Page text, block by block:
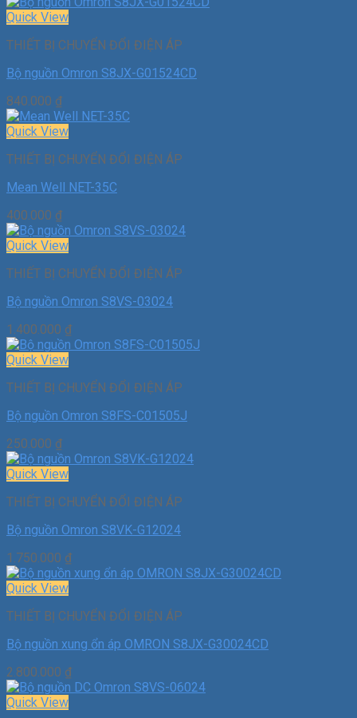
Quick View
THIẾT BỊ CHUYỂN ĐỔI ĐIỆN ÁP
Bộ nguồn Omron S8JX-G01524CD
840.000 ₫
Quick View
THIẾT BỊ CHUYỂN ĐỔI ĐIỆN ÁP
Mean Well NET-35C
400.000 ₫
Quick View
THIẾT BỊ CHUYỂN ĐỔI ĐIỆN ÁP
Bộ nguồn Omron S8VS-03024
1.400.000 ₫
Quick View
THIẾT BỊ CHUYỂN ĐỔI ĐIỆN ÁP
Bộ nguồn Omron S8FS-C01505J
250.000 ₫
Quick View
THIẾT BỊ CHUYỂN ĐỔI ĐIỆN ÁP
Bộ nguồn Omron S8VK-G12024
1.750.000 ₫
Quick View
THIẾT BỊ CHUYỂN ĐỔI ĐIỆN ÁP
Bộ nguồn xung ổn áp OMRON S8JX-G30024CD
2.800.000 ₫
Quick View